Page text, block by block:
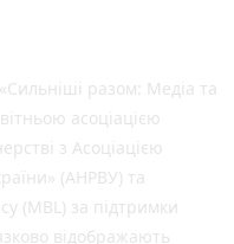
разом: Медіа та
асоціацією
з Асоціацією
(АНРВУ) та
(MBL) за підтримки
відображають